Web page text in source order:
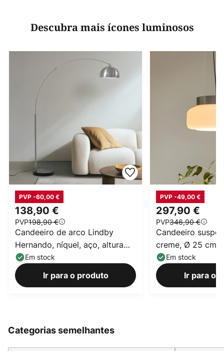
Descubra mais ícones luminosos
138,90 €
PVP198,90 €
PVP -60,00 €
Candeeiro de arco Lindby
Hernando, níquel, aço, altura
188 cm
Em stock
Ir para o produto
297,90 €
PVP346,90 €
PVP -49,00 €
Candeeiro
creme, Ø 25 cm,
Em stock
Ir para o
Categorias semelhantes